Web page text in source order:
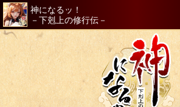
神になるッ！
－下剋上の修行伝－